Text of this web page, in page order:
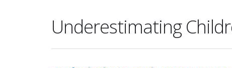
Underestimating